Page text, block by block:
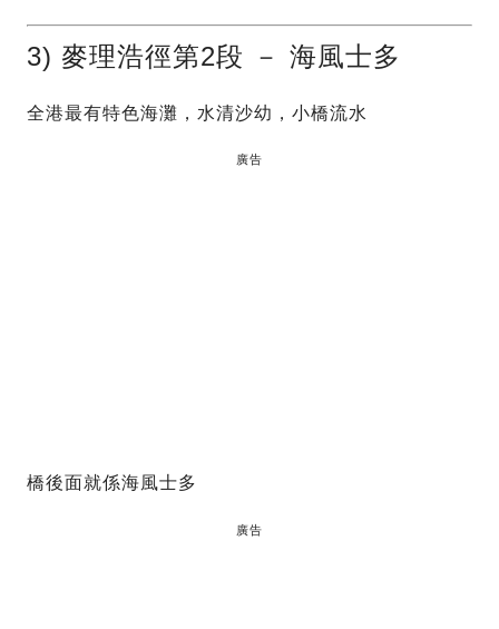
3) 麥理浩徑第2段 － 海風士多
全港最有特色海灘，水清沙幼，小橋流水
廣告
橋後面就係海風士多
廣告